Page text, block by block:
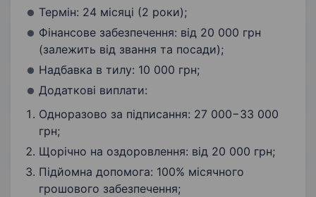
Термін: 24 місяці (2 роки);
Фінансове забезпечення: від 20 000 грн
(залежить від звання та посади);
Надбавка в тилу: 10 000 грн;
Додаткові виплати:
Одноразово за підписання: 27 000−33 000
грн;
Щорічно на оздоровлення: від 20 000 грн;
Підйомна допомога: 100% місячного
грошового забезпечення;